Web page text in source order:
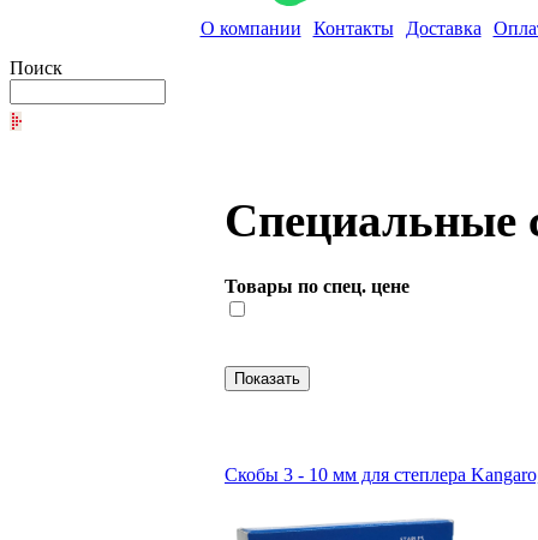
О компании Контакты Доставка
Поиск
Специальные
Товары по спец. цене
Скобы 3 - 10 мм для степлера